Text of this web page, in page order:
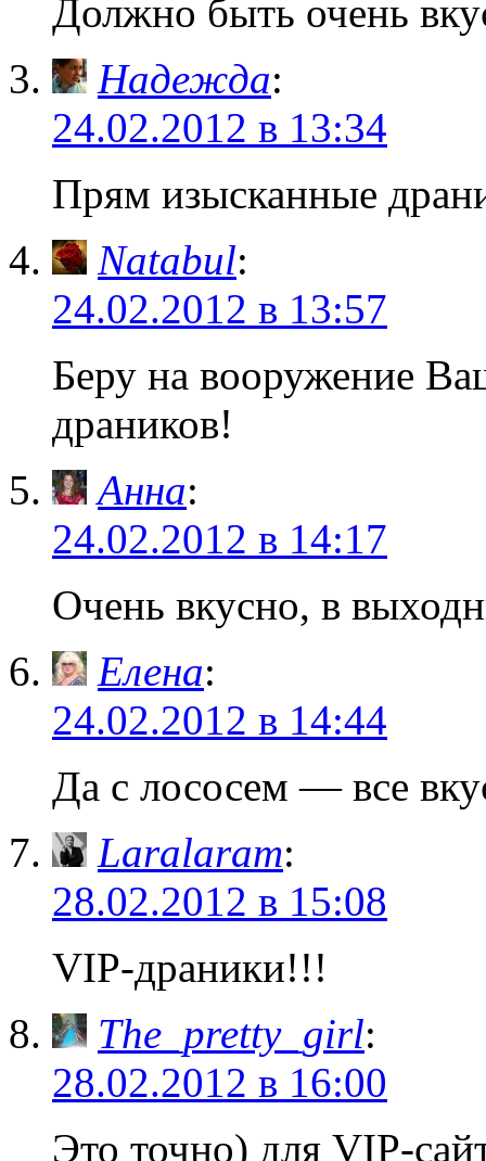
Должно быть очень
Надежда:
24.02.2012 в 13:34
Прям изысканные
Natabul:
24.02.2012 в 13:57
Беру на вооружение
драников!
Анна:
24.02.2012 в 14:17
Очень вкусно, в
Елена:
24.02.2012 в 14:44
Да с лососем — все
Laralaram:
28.02.2012 в 15:08
VIP-драники!!!
The_pretty_girl:
28.02.2012 в 16:00
Это точно) для VIP-